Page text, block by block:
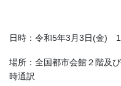
日時：令和5年3月3日(金)
場所：全国都市会館２階及
時通訳